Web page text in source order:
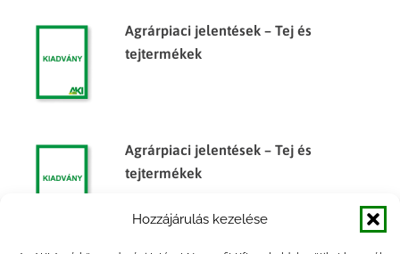
Hozzájárulás kezelése
Agrárpiaci jelentések – Tej és
tejtermékek
Agrárpiaci jelentések – Tej és
tejtermékek